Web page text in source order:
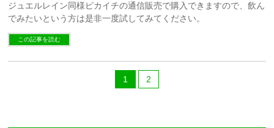
ジュエルレイン同様ピカイチの通信販売で購入できますので、飲ん
でみたいという方は是非一度試してみてください。
この記事を読む
1 2